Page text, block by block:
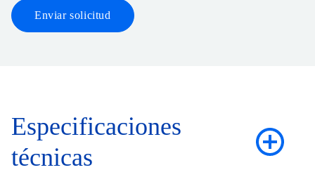
Enviar solicitud
Especificaciones
técnicas